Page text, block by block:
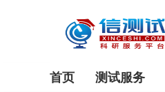
首页 测试服务